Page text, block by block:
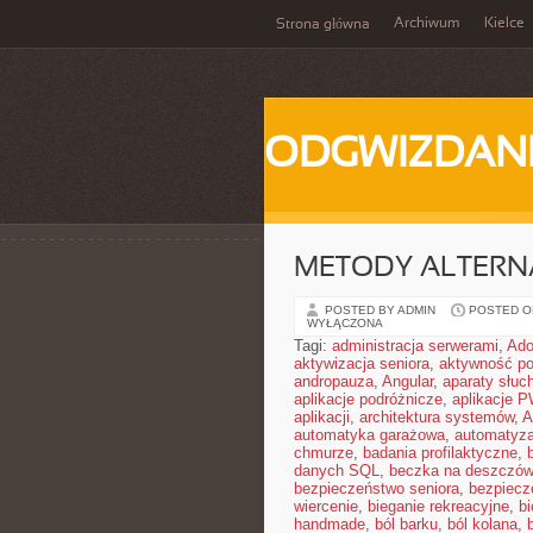
Strona główna Archiwum Kielce
METODY
POSTED BY ADMIN POSTED
WYŁĄCZONA
Tagi: administracja serwerami,
aktywizacja seniora, aktywność
andropauza, Angular, aparaty
aplikacje podróżnicze, aplikacje
aplikacji, architektura systemów,
automatyka garażowa,
chmurze, badania profilaktyczne,
danych SQL, beczka na
bezpieczeństwo seniora,
wiercenie, bieganie rekreacyjne,
handmade, ból barku, ból kolana,